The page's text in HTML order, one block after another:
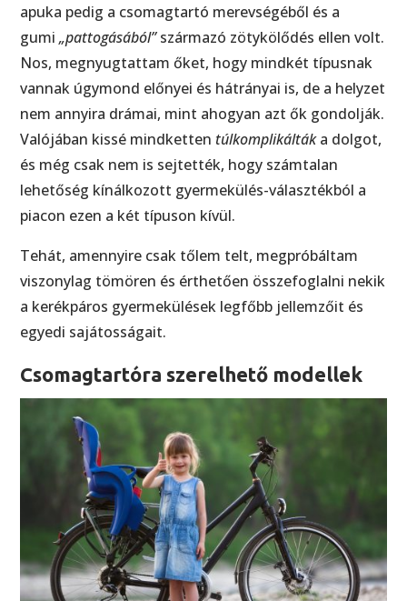
apuka pedig a csomagtartó merevségéből és a
gumi„pattogásából”származó zötykölődés ellen volt.
Nos, megnyugtattam őket, hogy mindkét típusnak
vannak úgymond előnyei és hátrányai is, de a helyzet
nem annyira drámai, mint ahogyan azt ők gondolják.
Valójában kissé mindketten túlkomplikáltáka dolgot,
és még csak nem is sejtették, hogy számtalan
lehetőség kínálkozott gyermekülés-választékból a
piacon ezen a két típuson kívül.
Tehát, amennyire csak tőlem telt, megpróbáltam
viszonylag tömören és érthetően összefoglalni nekik
a kerékpáros gyermekülések legfőbb jellemzőit és
egyedi sajátosságait.
Csomagtartóra szerelhető modellek